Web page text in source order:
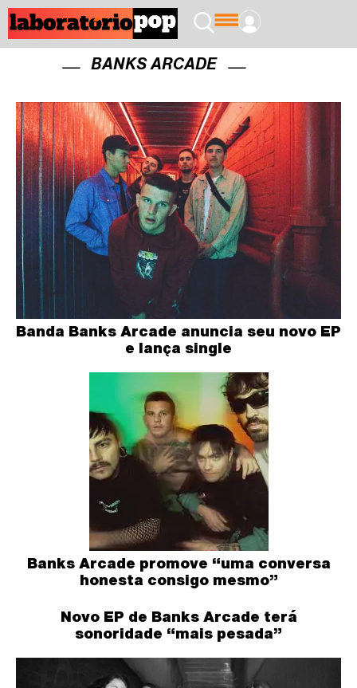
BANKS ARCADE
Banda Banks Arcade anuncia seu novo EP
e lança single
Banks Arcade promove “uma conversa
honesta consigo mesmo”
Novo EP de Banks Arcade terá
sonoridade “mais pesada”